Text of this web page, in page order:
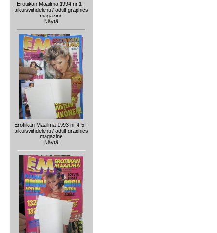
Erotiikan Maailma 1994 nr 1 -
aikuisviihdelehti / adult graphics
magazine
Näytä
Erotiikan Maailma 1993 nr 4-5 -
aikuisviihdelehti / adult graphics
magazine
Näytä